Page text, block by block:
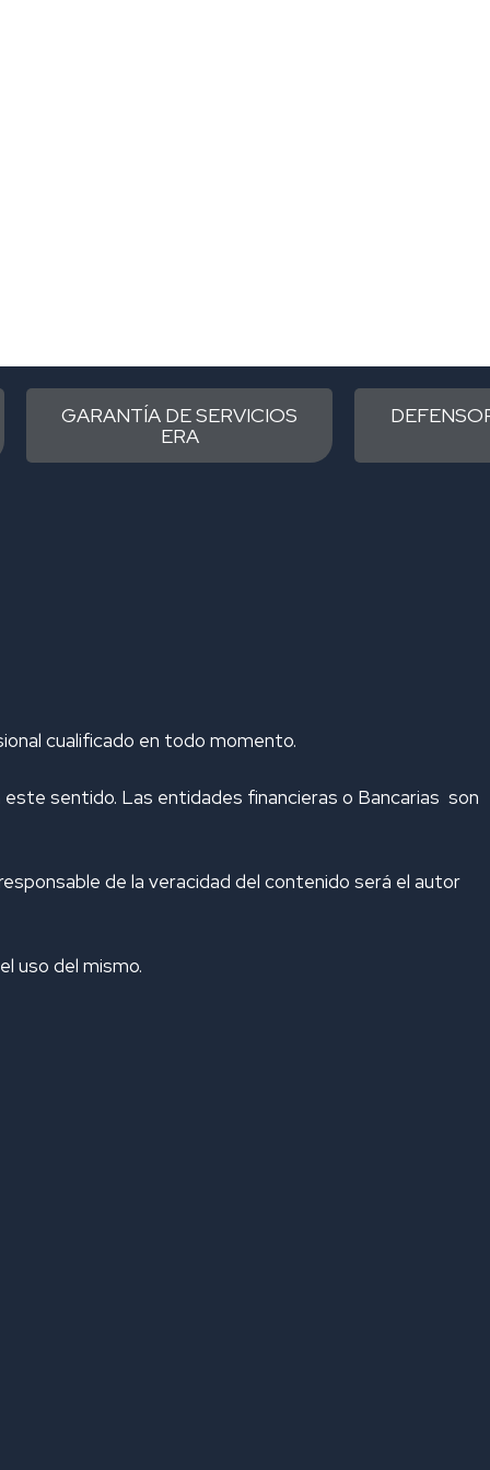
GARANTÍA DE SERVICIOS
ERA
cualificado en todo momento.
sentido. Las entidades financieras o Bancarias son
de la veracidad del contenido será el autor
uso del mismo.